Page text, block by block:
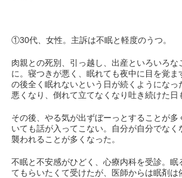
①30代、女性。主訴は不眠と軽度のうつ。
肉親との死別、引っ越し、出産といろいろな
に。寝つきが悪く、眠れても夜中に目を覚ま
の後全く眠れないという日が続くようになっ
悪くなり、倒れて立てなくなり吐き続けた日
その後、やる気が出ずぼーっとすることが多
いても話が入ってこない。自分が自分でなく
襲われることが多くなった。
不眠と不安感がひどく、心療内科を受診。眠
てもらいたくて受けたが、医師からは眠剤は